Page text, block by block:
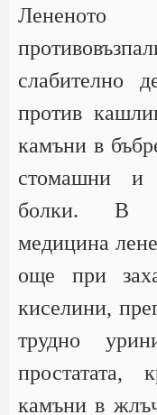
слабително
против
камъни в
стомашни и
болки. В
медицина
още при
киселини,
трудно
простатата,
камъни в